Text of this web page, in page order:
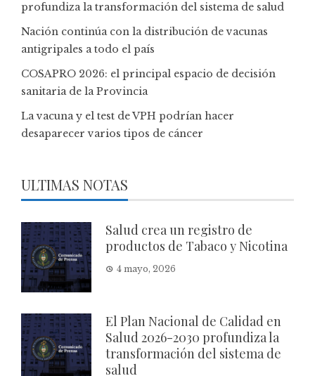
profundiza la transformación del sistema de salud
Nación continúa con la distribución de vacunas
antigripales a todo el país
COSAPRO 2026: el principal espacio de decisión
sanitaria de la Provincia
La vacuna y el test de VPH podrían hacer
desaparecer varios tipos de cáncer
ULTIMAS NOTAS
Salud crea un registro de
productos de Tabaco y Nicotina
4 mayo, 2026
El Plan Nacional de Calidad en
Salud 2026-2030 profundiza la
transformación del sistema de
salud